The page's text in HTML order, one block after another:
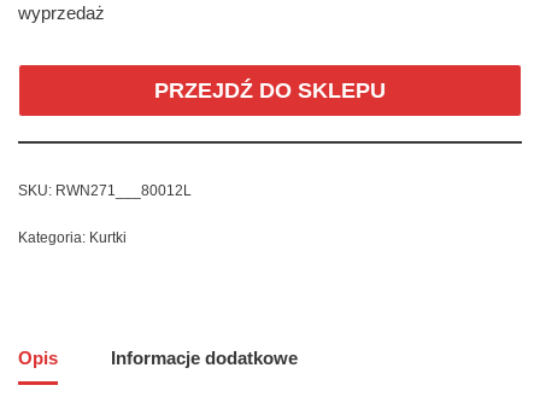
wyprzedaż
PRZEJDŹ DO SKLEPU
SKU: RWN271___80012L
Kategoria: Kurtki
Opis Informacje dodatkowe